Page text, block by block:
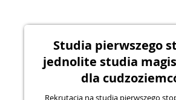
Studia pierwszego
jednolite studia
dla
Rekrutacja na studia pierwszego